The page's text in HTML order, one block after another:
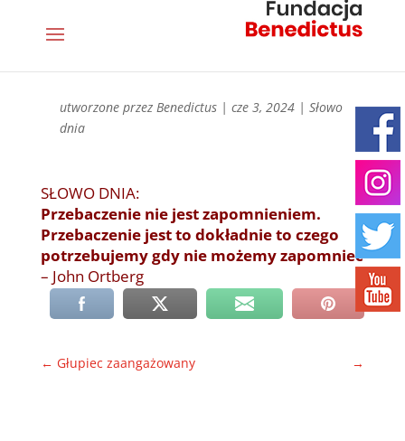
utworzone przez Benedictus| cze 3, 2024| Słowo
dnia
SŁOWO DNIA:
Przebaczenie nie jest zapomnieniem.
Przebaczenie jest to dokładnie to czego
potrzebujemy gdy nie możemy zapomnieć
– John Ortberg
← Głupiec zaangażowany →